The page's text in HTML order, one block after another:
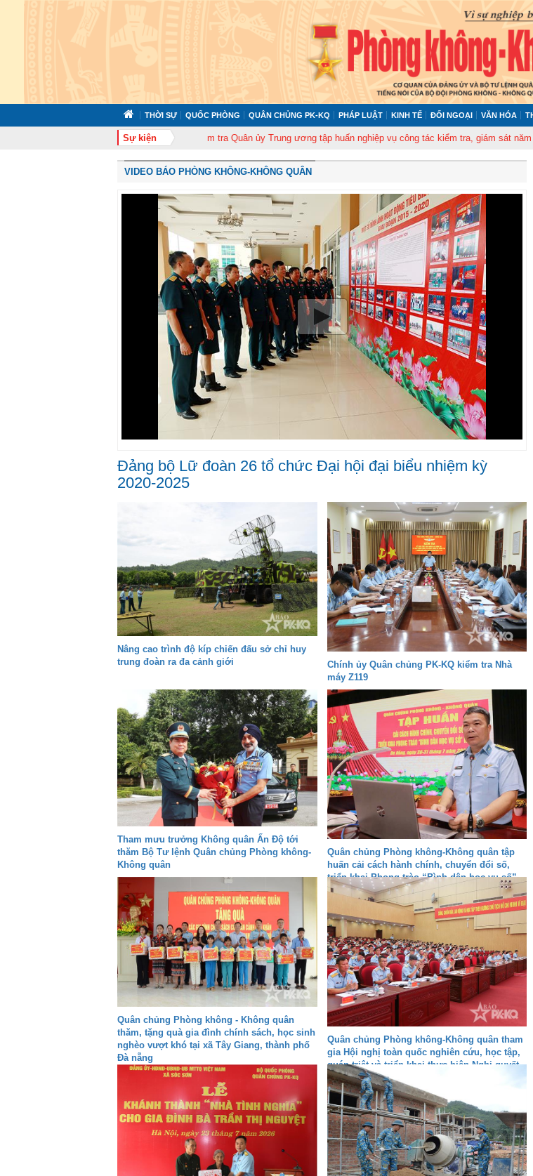
THỜI SỰ QUỐC PHÒNG QUÂN CHỦNG PK-KQ PHÁP LUẬT KINH TẾ ĐỐI NGOẠI VĂN HÓA
Sự kiện
Ủy ban Kiểm tra Quân ủy Trung ương tập huấn nghiệp vụ công tác kiểm tra, giám sát năm 2025
VIDEO BÁO PHÒNG KHÔNG-KHÔNG QUÂN
Đảng bộ Lữ đoàn 26 tổ chức Đại hội đại biểu nhiệm kỳ
2020-2025
Nâng cao trình độ kíp chiến đấu sở chỉ huy
trung đoàn ra đa cảnh giới
Chính ủy Quân chủng PK-KQ kiểm tra Nhà
máy Z119
Tham mưu trưởng Không quân Ấn Độ tới
thăm Bộ Tư lệnh Quân chủng Phòng không-
Không quân
Quân chủng Phòng không-Không quân tập
huấn cải cách hành chính, chuyển đổi số,
triển khai Phong trào “Bình dân học vụ số”
Quân chủng Phòng không - Không quân
thăm, tặng quà gia đình chính sách, học sinh
nghèo vượt khó tại xã Tây Giang, thành phố
Đà nẵng
Quân chủng Phòng không-Không quân tham
gia Hội nghị toàn quốc nghiên cứu, học tập,
quán triệt và triển khai thực hiện Nghị quyết
Hội nghị lần thứ ba Ban Chấp hành Trung
ương Đảng khóa XIV